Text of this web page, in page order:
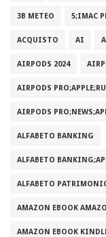
3B METEO 5;IMAC
ACQUISTO AI
AIRPODS 2024
AIRPODS
AIRPODS
ALFABETO BANKING
ALFABETO
ALFABETO
AMAZON EBOOK
AMAZON EBOOK